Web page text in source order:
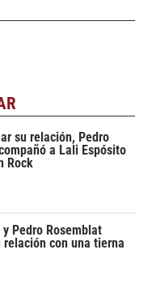
su relación, Pedro
a Lali Espósito
Rock
Pedro Rosemblat
relación con una tierna